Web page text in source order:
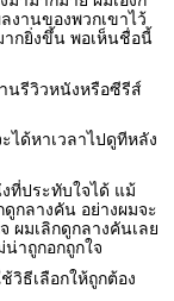
งานของพวกเขาไว้
ากยิ่งขึ้น พอเห็นชื่อนี้
นรีวิวหนังหรือซีรีส์
ได้หาเวลาไปดูทีหลัง
ที่ประทับใจได้ แม้
กลางคัน อย่างผมจะ
ผมเลิกดูกลางคันเลย
าถูกอกถูกใจ
วิธีเลือกให้ถูกต้อง